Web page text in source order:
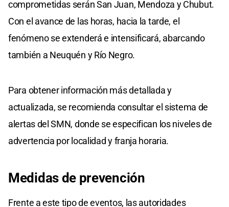
comprometidas serán San Juan, Mendoza y Chubut.
Con el avance de las horas, hacia la tarde, el
fenómeno se extenderá e intensificará, abarcando
también a Neuquén y Río Negro.
Para obtener información más detallada y
actualizada, se recomienda consultar el sistema de
alertas del SMN, donde se especifican los niveles de
advertencia por localidad y franja horaria.
Medidas de prevención
Frente a este tipo de eventos, las autoridades